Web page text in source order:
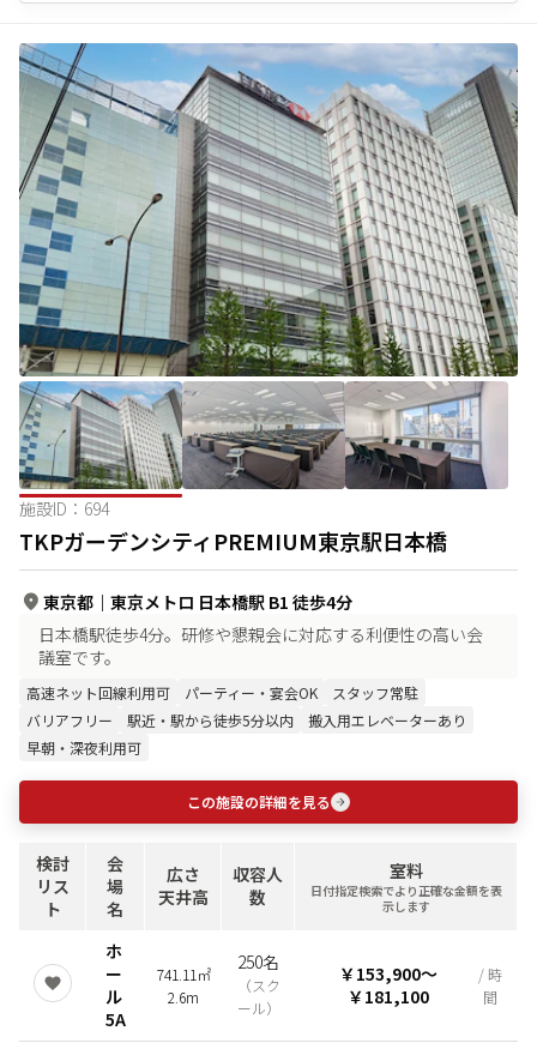
施設ID： 694
TKPガーデンシティPREMIUM東京駅日本橋
東京都 ｜ 東京メトロ 日本橋駅 B1 徒歩4分
日本橋駅徒歩4分。研修や懇親会に対応する利便性の高い会
議室です。
高速ネット回線利用可 パーティー・宴会OK
スタッフ常駐
バリアフリー
駅近・駅から徒歩5分以内
搬入用エレベーターあり
早朝・深夜利用可
この施設の詳細を見る
検討
リス
ト
会
場
名
広さ
天井高
収容人
数
室料
日付指定検索でより正確な金額を表
示します
ホ
ー
ル
5A
741.11㎡
2.6m
250名
（スク
ール）
￥153,900〜
￥181,100
/ 時
間